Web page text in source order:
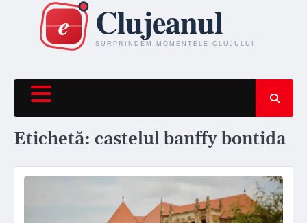
content
Etichetă: castelul banffy bontida